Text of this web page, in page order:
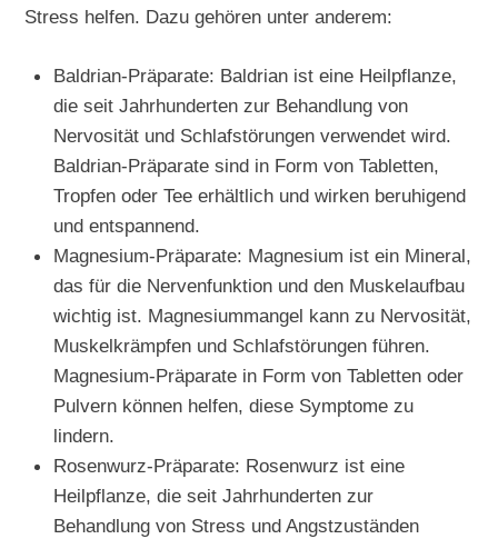
Stress helfen. Dazu gehören unter anderem:
Baldrian-Präparate: Baldrian ist eine Heilpflanze,
die seit Jahrhunderten zur Behandlung von
Nervosität und Schlafstörungen verwendet wird.
Baldrian-Präparate sind in Form von Tabletten,
Tropfen oder Tee erhältlich und wirken beruhigend
und entspannend.
Magnesium-Präparate: Magnesium ist ein Mineral,
das für die Nervenfunktion und den Muskelaufbau
wichtig ist. Magnesiummangel kann zu Nervosität,
Muskelkrämpfen und Schlafstörungen führen.
Magnesium-Präparate in Form von Tabletten oder
Pulvern können helfen, diese Symptome zu
lindern.
Rosenwurz-Präparate: Rosenwurz ist eine
Heilpflanze, die seit Jahrhunderten zur
Behandlung von Stress und Angstzuständen